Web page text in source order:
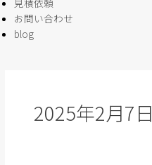
お問い合わせ
blog
2025年2月7日